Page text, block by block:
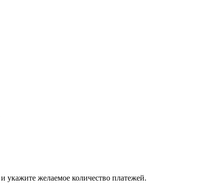
укажите желаемое количество платежей.